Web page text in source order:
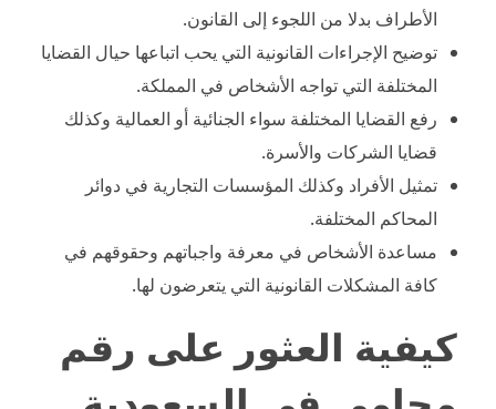
الأطراف بدلا من اللجوء إلى القانون.
توضيح الإجراءات القانونية التي يحب اتباعها حيال القضايا
المختلفة التي تواجه الأشخاص في المملكة.
رفع القضايا المختلفة سواء الجنائية أو العمالية وكذلك
قضايا الشركات والأسرة.
تمثيل الأفراد وكذلك المؤسسات التجارية في دوائر
المحاكم المختلفة.
مساعدة الأشخاص في معرفة واجباتهم وحقوقهم في
كافة المشكلات القانونية التي يتعرضون لها.
كيفية العثور على رقم